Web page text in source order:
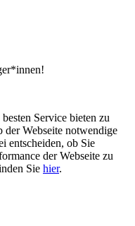
Service bieten zu
Webseite notwendige
entscheiden, ob Sie
der Webseite zu
Sie hier.